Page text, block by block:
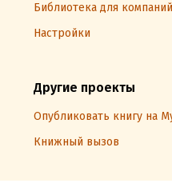
Библиотека для компаний
Настройки
Другие проекты
Опубликовать книгу на
Книжный вызов